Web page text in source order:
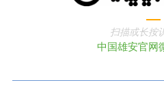
扫描或长按
中国雄安官网